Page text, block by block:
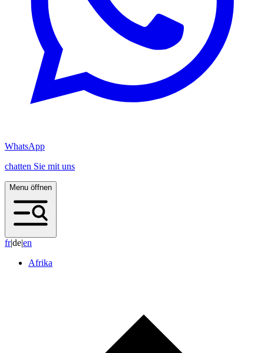
WhatsApp
chatten Sie mit uns
Menu öffnen
fr|de|en
Afrika